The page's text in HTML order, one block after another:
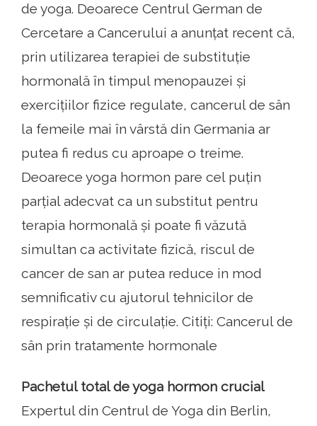
de yoga. Deoarece Centrul German de
Cercetare a Cancerului a anunțat recent că,
prin utilizarea terapiei de substituție
hormonală în timpul menopauzei și
exercițiilor fizice regulate, cancerul de sân
la femeile mai în vârstă din Germania ar
putea fi redus cu aproape o treime.
Deoarece yoga hormon pare cel puțin
parțial adecvat ca un substitut pentru
terapia hormonală și poate fi văzută
simultan ca activitate fizică, riscul de
cancer de san ar putea reduce in mod
semnificativ cu ajutorul tehnicilor de
respirație și de circulație. Citiți: Cancerul de
sân prin tratamente hormonale
Pachetul total de yoga hormon crucial
Expertul din Centrul de Yoga din Berlin,